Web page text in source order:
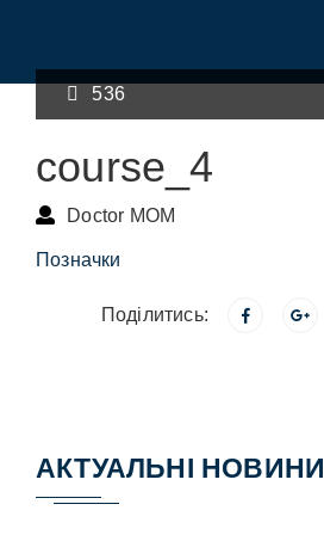
536
course_4
Doctor MOM
Позначки
Поділитись:
АКТУАЛЬНІ НОВИНИ